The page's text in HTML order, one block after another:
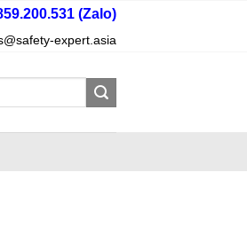
(Zalo)
expert.asia